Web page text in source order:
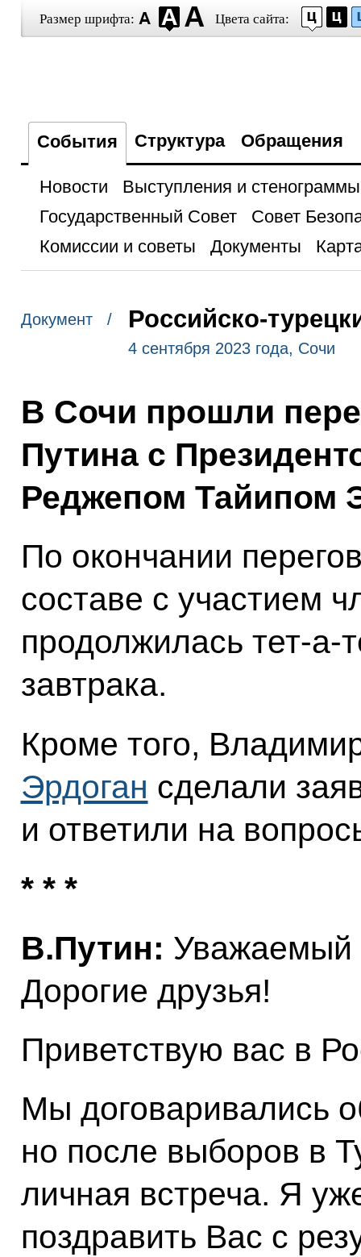
Размер шрифта: Цвета сайта:
События Структура Обращения
Новости
Выступления и стенограммы
Государственный Совет
Совет
Комиссии и советы
Документы
Документ / Российско-
4 сентября 2023 года, Сочи
В Сочи прошли
Путина с
Реджепом Тайипом
По окончании
составе с участием
продолжилась тет-а-
завтрака.
Кроме того,
Эрдоган сделали
и ответили на
* * *
В.Путин: Уважаемый
Дорогие друзья!
Приветствую вас в
Мы договаривались
но после выборов в
личная встреча. Я
поздравить Вас с